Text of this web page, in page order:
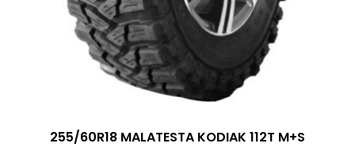
255/60R18 MALATESTA KODIAK 112T M+S